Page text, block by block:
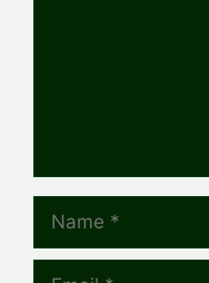
Name
Email